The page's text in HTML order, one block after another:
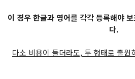
이 경우 한글과 영어를 각각 등록해야
다.
다소 비용이 들더라도, 두 형태로 출원